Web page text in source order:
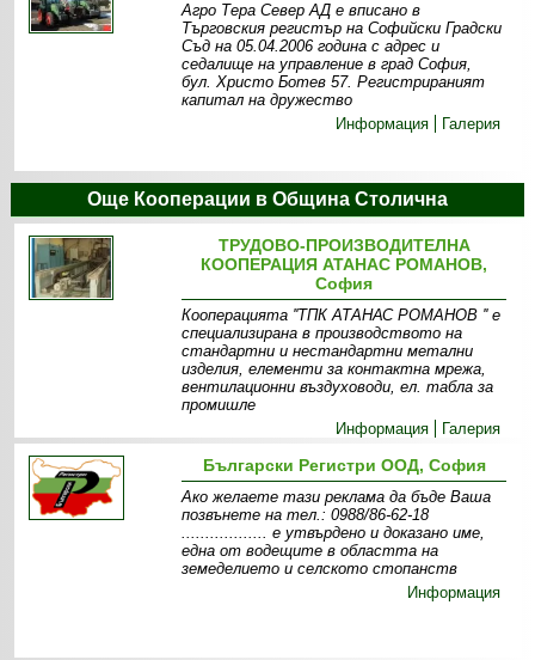
Агро Тера Север АД е вписано в
Търговския регистър на Софийски Градски
Съд на 05.04.2006 година с адрес и
седалище на управление в град София,
бул. Христо Ботев 57. Регистрираният
капитал на дружество
Информация
Галерия
Още Кооперации в Община Столична
ТРУДОВО-ПРОИЗВОДИТЕЛНА
КООПЕРАЦИЯ АТАНАС РОМАНОВ,
София
Кооперацията ''ТПК АТАНАС РОМАНОВ '' е
специализирана в производството на
стандартни и нестандартни метални
изделия, елементи за контактна мрежа,
вентилационни въздуховоди, ел. табла за
промишле
Информация
Галерия
Български Регистри ООД, София
Ако желаете тази реклама да бъде Ваша
позвънете на тел.: 0988/86-62-18
.................. e утвърдено и доказано име,
една от водещите в областта на
земеделието и селското стопанств
Информация